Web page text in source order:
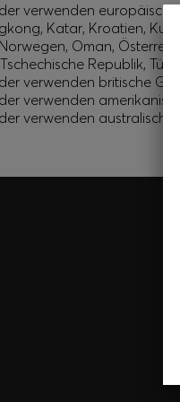
verwenden
Katar, Kroatien,
Oman,
Republik,
verwenden britische
verwenden
verwenden australische
und sichere dir exklusive